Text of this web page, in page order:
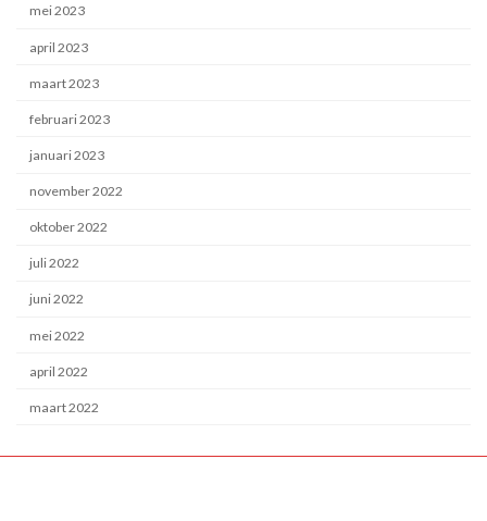
mei 2023
april 2023
maart 2023
februari 2023
januari 2023
november 2022
oktober 2022
juli 2022
juni 2022
mei 2022
april 2022
maart 2022